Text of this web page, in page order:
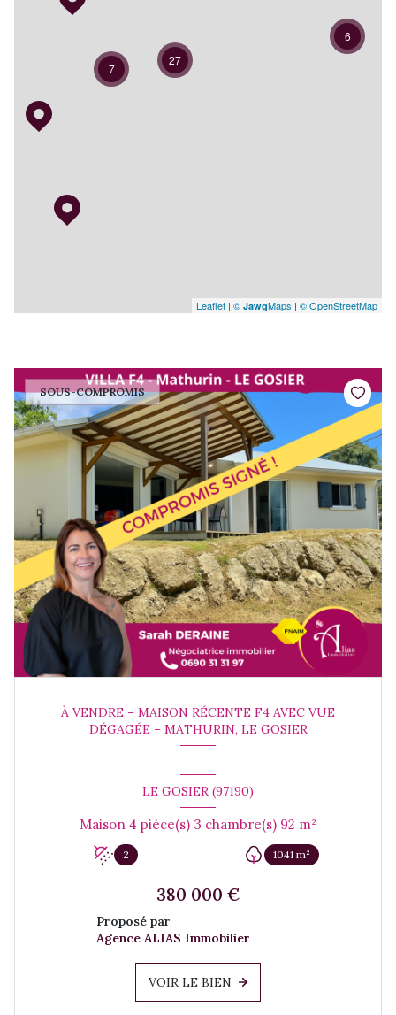
7
6
27
Leaflet | © JawgMaps | © OpenStreetMap
SOUS-COMPROMIS
À VENDRE – MAISON RÉCENTE F4 AVEC VUE
DÉGAGÉE – MATHURIN, LE GOSIER
LE GOSIER (97190)
Maison 4 pièce(s) 3 chambre(s) 92 m²
2 1041 m²
380 000 €
Proposé par
Agence ALIAS Immobilier
VOIR LE BIEN